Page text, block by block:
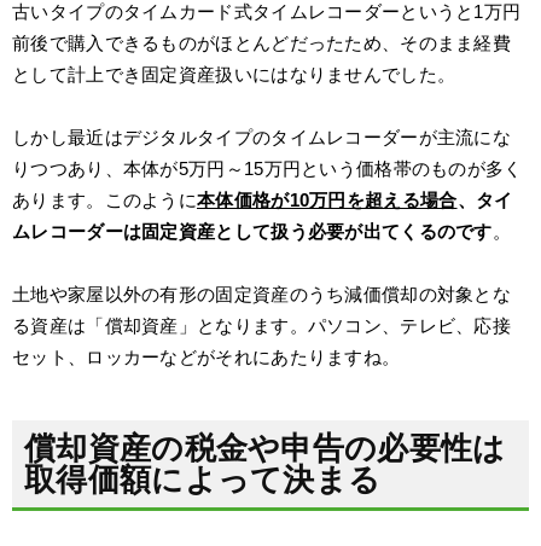
古いタイプのタイムカード式タイムレコーダーというと1万円
前後で購入できるものがほとんどだったため、そのまま経費
として計上でき固定資産扱いにはなりませんでした。
しかし最近はデジタルタイプのタイムレコーダーが主流にな
りつつあり、本体が5万円～15万円という価格帯のものが多く
あります。このように本体価格が10万円を超える場合、タイ
ムレコーダーは固定資産として扱う必要が出てくるのです。
土地や家屋以外の有形の固定資産のうち減価償却の対象とな
る資産は「償却資産」となります。パソコン、テレビ、応接
セット、ロッカーなどがそれにあたりますね。
償却資産の税金や申告の必要性は
取得価額によって決まる